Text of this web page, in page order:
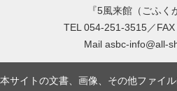
『5風来館（ごふく
TEL 054-251-3515／
Mail asbc-info@all-
本サイトの文書、画像、その他ファイ